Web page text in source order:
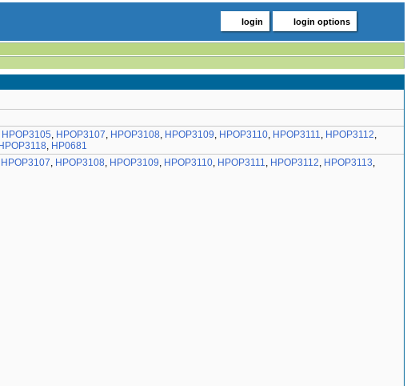
login login options
HPOP3105, HPOP3107, HPOP3108, HPOP3109, HPOP3110, HPOP3111, HPOP3112,
HPOP3118, HP0681
HPOP3107, HPOP3108, HPOP3109, HPOP3110, HPOP3111, HPOP3112, HPOP3113,